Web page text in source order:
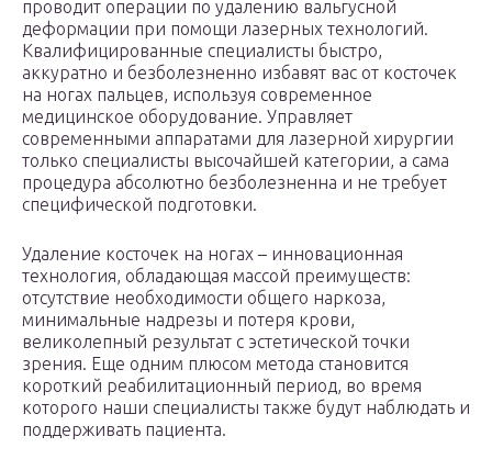
проводит операции по удалению вальгусной
деформации при помощи лазерных технологий.
Квалифицированные специалисты быстро,
аккуратно и безболезненно избавят вас от косточек
на ногах пальцев, используя современное
медицинское оборудование. Управляет
современными аппаратами для лазерной хирургии
только специалисты высочайшей категории, а сама
процедура абсолютно безболезненна и не требует
специфической подготовки.
Удаление косточек на ногах – инновационная
технология, обладающая массой преимуществ:
отсутствие необходимости общего наркоза,
минимальные надрезы и потеря крови,
великолепный результат с эстетической точки
зрения. Еще одним плюсом метода становится
короткий реабилитационный период, во время
которого наши специалисты также будут наблюдать и
поддерживать пациента.